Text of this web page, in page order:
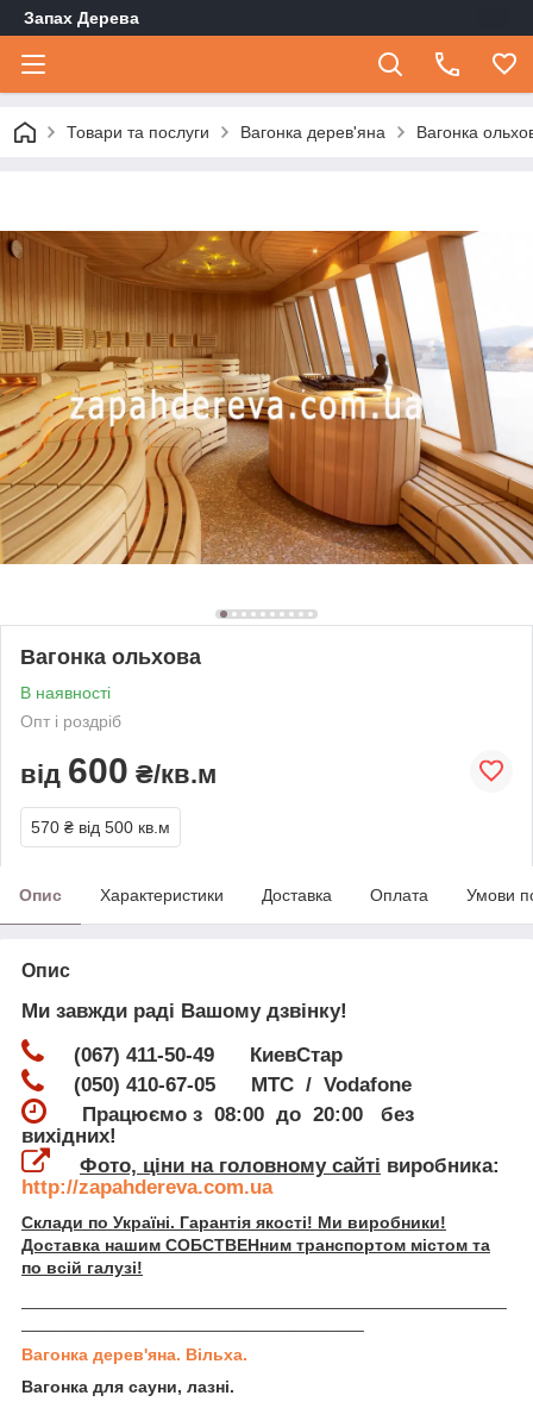
Запах Дерева
Товари та послуги Вагонка дерев'яна Вагонка
Вагонка ольхова
В наявності
Опт і роздріб
від 600 ₴/кв.м
570 ₴ від 500 кв.м
Опис Характеристики Доставка Оплата Умови
Опис
Ми завжди раді Вашому дзвінку!
(067) 411-50-49 КиевСтар
(050) 410-67-05 МТС / Vodafone
Працюємо з 08:00 до 20:00 без
вихідних!
Фото, ціни на головному сайті виробника:
http://zapahdereva.com.ua
Склади по Україні. Гарантія якості! Ми виробники!
Доставка нашим СОБСТВЕНним транспортом містом та
по всій галузі!
Вагонка дерев'яна. Вільха.
Вагонка для сауни, лазні.